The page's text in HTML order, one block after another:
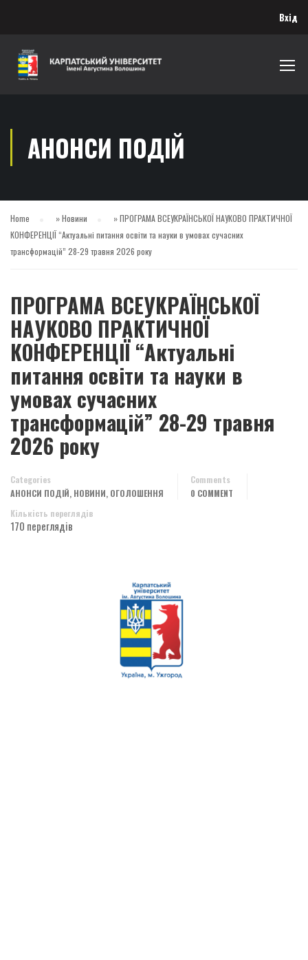
Вхід
АНОНСИ ПОДІЙ
Home »Новини »ПРОГРАМА ВСЕУКРАЇНСЬКОЇ НАУКОВО ПРАКТИЧНОЇ
КОНФЕРЕНЦІЇ “Актуальні питання освіти та науки в умовах сучасних
трансформацій” 28-29 травня 2026 року
ПРОГРАМА ВСЕУКРАЇНСЬКОЇ
НАУКОВО ПРАКТИЧНОЇ
КОНФЕРЕНЦІЇ “Актуальні
питання освіти та науки в
умовах сучасних
трансформацій” 28-29 травня
2026 року
Categories
АНОНСИ ПОДІЙ, НОВИНИ, ОГОЛОШЕННЯ
Comments
0 COMMENT
Кількість переглядів
170 переглядів